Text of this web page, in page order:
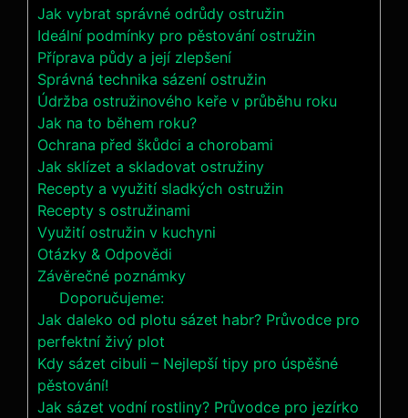
Jak vybrat správné odrůdy ostružin
Ideální podmínky pro pěstování ostružin
Příprava půdy a její zlepšení
Správná technika sázení ostružin
Údržba ostružinového keře v průběhu roku
Jak na to během roku?
Ochrana před škůdci a chorobami
Jak sklízet a skladovat ostružiny
Recepty a využití sladkých ostružin
Recepty s ostružinami
Využití ostružin v kuchyni
Otázky & Odpovědi
Závěrečné poznámky
Doporučujeme:
Jak daleko od plotu sázet habr? Průvodce pro
perfektní živý plot
Kdy sázet cibuli – Nejlepší tipy pro úspěšné
pěstování!
Jak sázet vodní rostliny? Průvodce pro jezírko